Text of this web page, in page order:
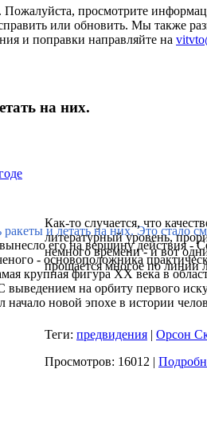
. Пожалуйста, просмотрите
или обновить. Мы также
и поправки направляйте на
на них.
и летать на них. Это стало
его на вершину действия -
- основоположника
крупная фигура XX века в
выведением на орбиту первого
новой эпохе в истории
Как-то случается, что
литературный уровень,
немного времени - и вот
прощается многое по линии
Теги: предвидения | Орсон
Просмотров: 16012 |